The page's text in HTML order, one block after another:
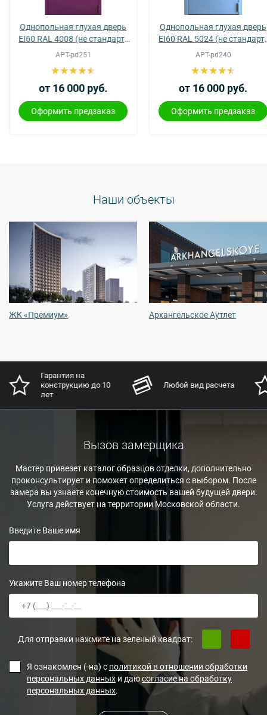
Однопольная глухая дверь
EI60 RAL 4008 (не стандарт)
(10)
АРТ-pd251
от 16 000 руб.
Оформить предзаказ
Однопольная глухая дверь
EI60 RAL 5024 (не стандарт)
(09)
АРТ-pd240
от 16 000 руб.
Оформить предзаказ
Наши объекты
ЖК «Премиум» Архангельское Аутлет
Гарантия на
конструкцию до 10
лет
Любой вид расчета
Вызов замерщика
Мастер привезет каталог образцов отделки, дополнительно
проконсультирует и поможет определиться с выбором. После
замера вы узнаете конечную стоимость вашей будущей двери.
Услуга действует на территории Московской области.
Введите Ваше имя
Укажите Ваш номер телефона
Для отправки нажмите на зеленый квадрат:
Я ознакомлен (-на) с политикой в отношении обработки
персональных данных и даюсогласие на обработку
персональных данных.